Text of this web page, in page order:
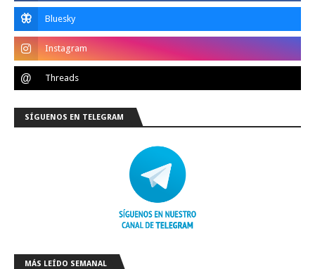
SÍGUENOS EN TELEGRAM
MÁS LEÍDO SEMANAL